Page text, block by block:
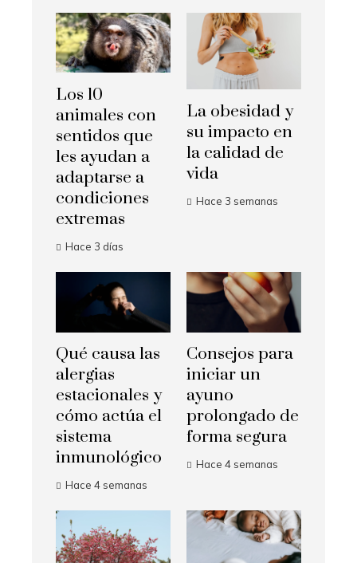
Los 10
animales con
sentidos que
les ayudan a
adaptarse a
condiciones
extremas
Hace 3 días
La obesidad y
su impacto en
la calidad de
vida
Hace 3 semanas
Qué causa las
alergias
estacionales y
cómo actúa el
sistema
inmunológico
Hace 4 semanas
Consejos para
iniciar un
ayuno
prolongado de
forma segura
Hace 4 semanas